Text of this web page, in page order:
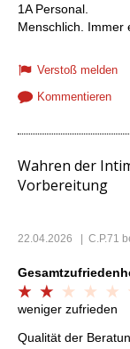
1A Personal.
Menschlich. Immer
Verstoß melden
Kommentieren
Wahren der
Vorbereitung
22.04.2026 C.P.71
weniger zufrieden
Qualität der